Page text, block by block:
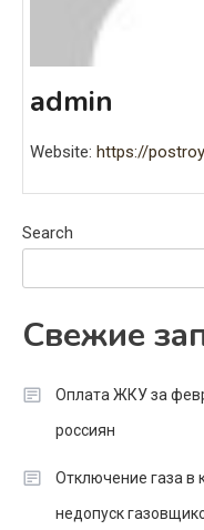
admin
Website: https://
Search
Свежие
Оплата ЖКУ за
россиян
Отключение газа в
недопуск